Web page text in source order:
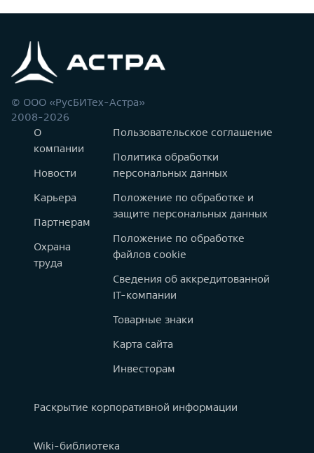
© ООО «РусБИТех-Астра»
2008-2026
О
компании
Новости
Карьера
Партнерам
Охрана
труда
Пользовательское соглашение
Политика обработки
персональных данных
Положение по обработке и
защите персональных данных
Положение по обработке
файлов cookie
Сведения об аккредитованной
IT-компании
Товарные знаки
Карта сайта
Инвесторам
Раскрытие корпоративной информации
Wiki-библиотека